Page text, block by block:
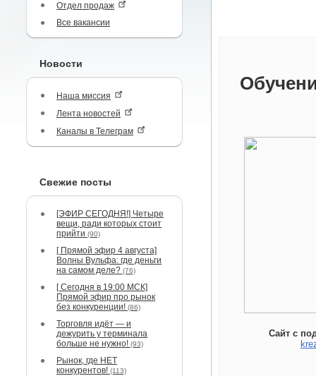
Отдел продаж
Все вакансии
Новости
Наша миссия
Лента новостей
Каналы в Телеграм
Свежие посты
[ЭФИР СЕГОДНЯ!] Четыре
вещи, ради которых стоит
прийти (90)
[ Прямой эфир 4 августа]
Волны Вульфа: где деньги
на самом деле? (76)
[ Сегодня в 19:00 МСК]
Прямой эфир про рынок
без конкуренции! (86)
Торговля идёт — и
дежурить у терминала
больше не нужно! (93)
Рынок, где НЕТ
конкурентов! (113)
Сайт с